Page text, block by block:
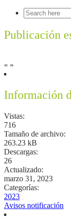
Publicación
« »
Información
Vistas:
716
Tamaño de archivo:
263.23 kB
Descargas:
26
Actualizado:
marzo 31, 2023
Categorías:
2023
Avisos notificación